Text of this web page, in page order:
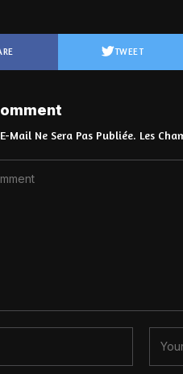
TWEET
Mail Ne Sera Pas Publiée. Les